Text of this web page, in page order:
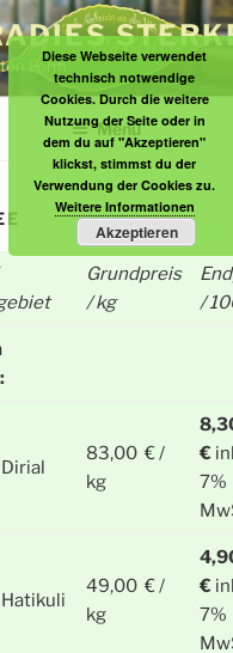
Form
Menü
Grundpreis
/ kg
/
83,00 € /
kg
€
7%
49,00 € /
kg
€
7%
Diese Webseite verwendet
technisch notwendige
Cookies. Durch die weitere
Nutzung der Seite oder in
dem du auf "Akzeptieren"
klickst, stimmst du der
Verwendung der Cookies zu.
Weitere Informationen
Akzeptieren